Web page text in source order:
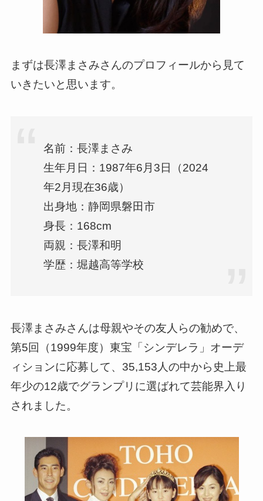
まずは長澤まさみさんのプロフィールから見て
いきたいと思います。
名前：長澤まさみ
生年月日：1987年6月3日（2024
年2月現在36歳）
出身地：静岡県磐田市
身長：168cm
両親：長澤和明
学歴：堀越高等学校
長澤まさみさんは母親やその友人らの勧めで、
第5回（1999年度）東宝「シンデレラ」オーデ
ィションに応募して、35,153人の中から史上最
年少の12歳でグランプリに選ばれて芸能界入り
されました。